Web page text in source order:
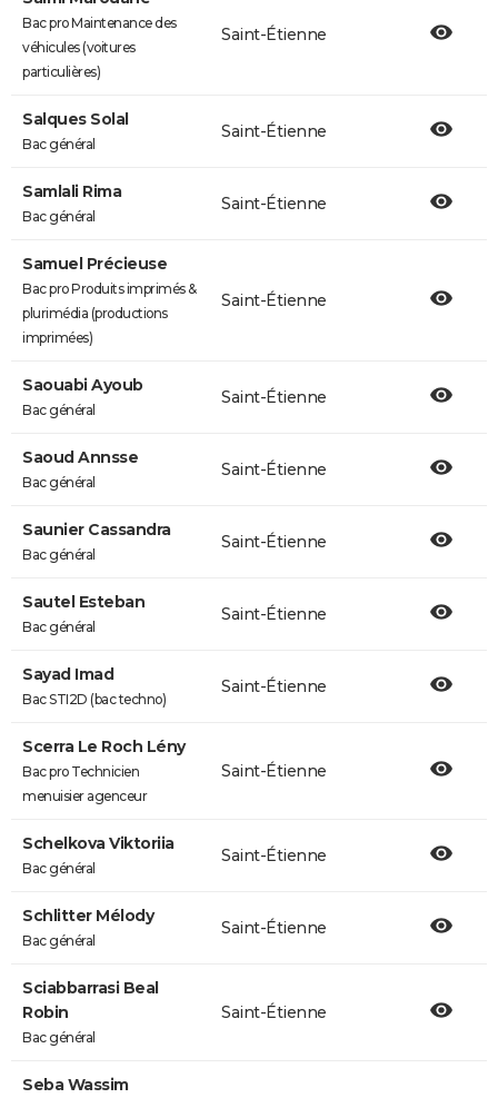
Bac pro Maintenance des
véhicules (voitures
particulières)
Saint-Étienne
Salques Solal
Bac général
Saint-Étienne
Samlali Rima
Bac général
Saint-Étienne
Samuel Précieuse
Bac pro Produits imprimés &
plurimédia (productions
imprimées)
Saint-Étienne
Saouabi Ayoub
Bac général
Saint-Étienne
Saoud Annsse
Bac général
Saint-Étienne
Saunier Cassandra
Bac général
Saint-Étienne
Sautel Esteban
Bac général
Saint-Étienne
Sayad Imad
Bac STI2D (bac techno)
Saint-Étienne
Scerra Le Roch Lény
Bac pro Technicien
menuisier agenceur
Saint-Étienne
Schelkova Viktoriia
Bac général
Saint-Étienne
Schlitter Mélody
Bac général
Saint-Étienne
Sciabbarrasi Beal
Robin
Bac général
Saint-Étienne
Seba Wassim